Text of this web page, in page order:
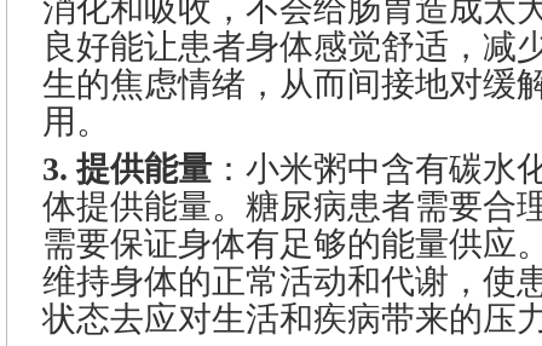
消化和吸收，不会给肠胃造成太
良好能让患者身体感觉舒适，减
生的焦虑情绪，从而间接地对缓
用。
3. 提供能量 ：小米粥中含有碳水
体提供能量。糖尿病患者需要合
需要保证身体有足够的能量供应
维持身体的正常活动和代谢，使
状态去应对生活和疾病带来的压